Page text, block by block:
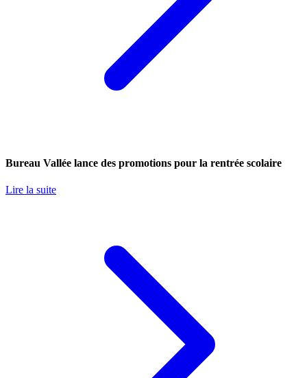
Bureau Vallée lance des promotions pour la rentrée scolaire
Lire la suite